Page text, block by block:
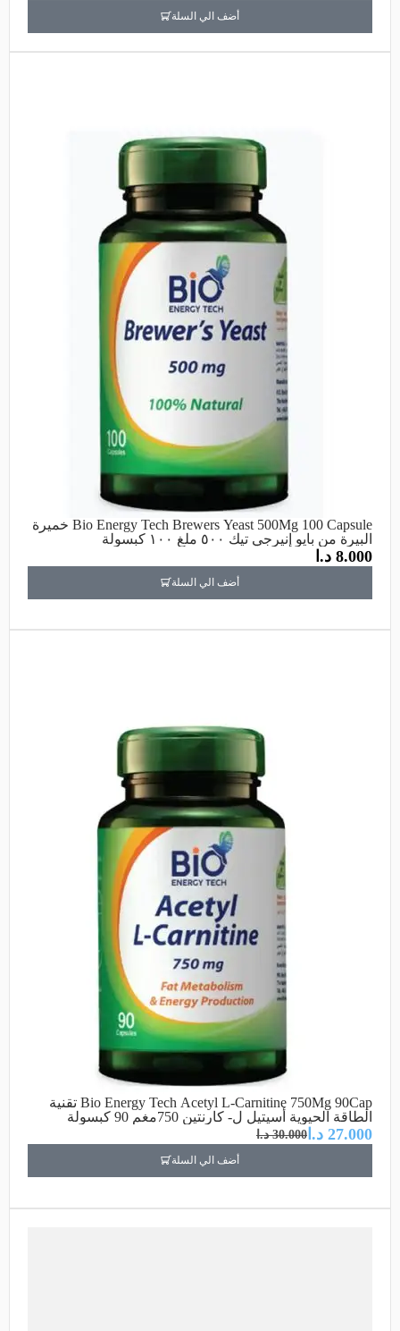
أضف الي السلة
Bio Energy Tech Brewers Yeast 500Mg 100 Capsule خميرة
البيرة من بايو إنيرجي تيك ٥٠٠ ملغ ١٠٠ كبسولة
8.000 د.ا
أضف الي السلة
Bio Energy Tech Acetyl L-Carnitine 750Mg 90Cap تقنية
الطاقة الحيوية أسيتيل ل- كارنتين 750مغم 90 كبسولة
30.000 د.ا 27.000 د.ا
أضف الي السلة